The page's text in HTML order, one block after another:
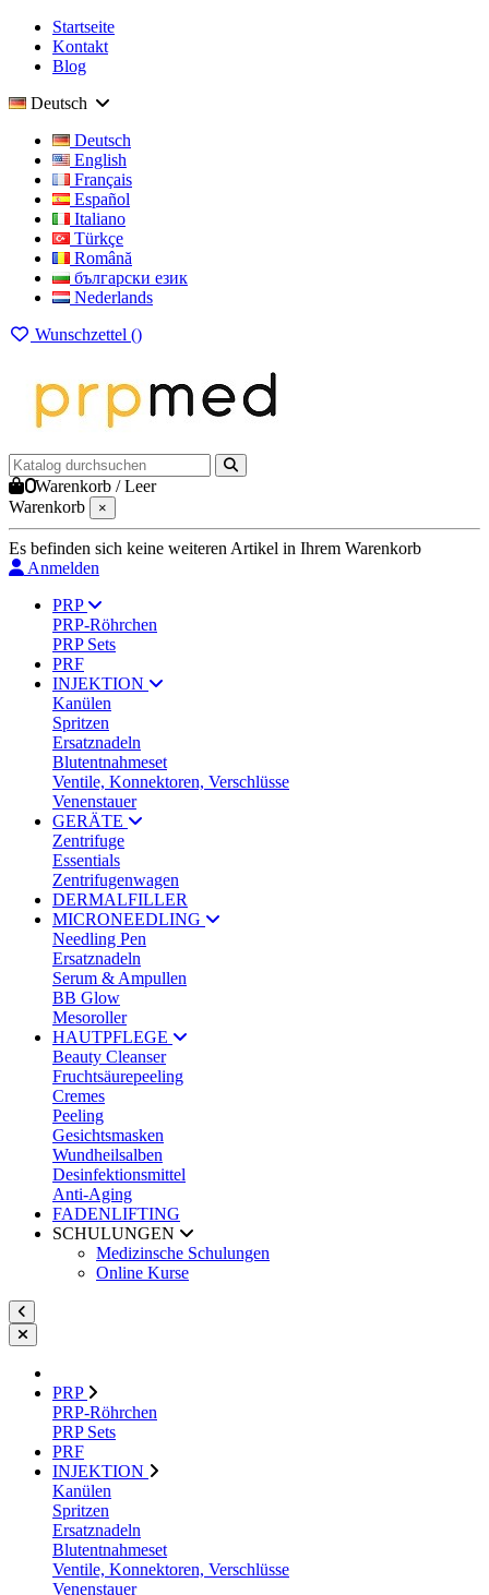
Startseite
Kontakt
Blog
Deutsch
Deutsch
English
Français
Español
Italiano
Türkçe
Română
български език
Nederlands
Wunschzettel ()
0Warenkorb /Leer
Warenkorb
×
Es befinden sich keine weiteren Artikel in Ihrem Warenkorb
Anmelden
PRP
PRP-Röhrchen
PRP Sets
PRF
INJEKTION
Kanülen
Spritzen
Ersatznadeln
Blutentnahmeset
Ventile, Konnektoren, Verschlüsse
Venenstauer
GERÄTE
Zentrifuge
Essentials
Zentrifugenwagen
DERMALFILLER
MICRONEEDLING
Needling Pen
Ersatznadeln
Serum & Ampullen
BB Glow
Mesoroller
HAUTPFLEGE
Beauty Cleanser
Fruchtsäurepeeling
Cremes
Peeling
Gesichtsmasken
Wundheilsalben
Desinfektionsmittel
Anti-Aging
FADENLIFTING
SCHULUNGEN
Medizinsche Schulungen
Online Kurse
PRP
PRP-Röhrchen
PRP Sets
PRF
INJEKTION
Kanülen
Spritzen
Ersatznadeln
Blutentnahmeset
Ventile, Konnektoren, Verschlüsse
Venenstauer